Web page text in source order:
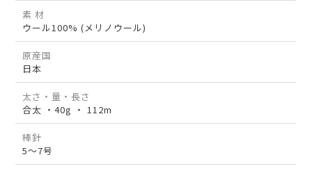
素 材
ウール100% (メリノウール)
原産国
日本
太さ・量・長さ
合太 ・40g ・ 112m
棒針
5～7号